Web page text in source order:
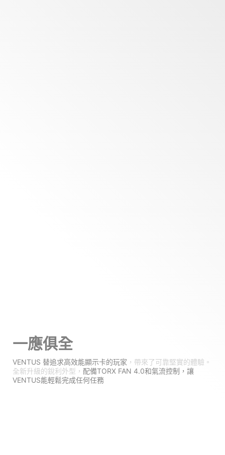
一應俱全
VENTUS 替追求高效能顯示卡的玩家 ，帶來了可靠堅實的體驗。
全新升級的銳利外型， 配備TORX FAN 4.0和氣流控制，讓
VENTUS能輕鬆完成任何任務